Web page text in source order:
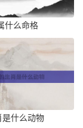
什么命格
是什么动物